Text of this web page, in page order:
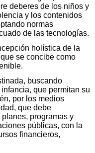
deberes de los niños y
y los contenidos
normas
de las tecnologías.
holística de la
se concibe como
buscando
que permitan su
por los medios
que debe
programas y
públicas, con la
financieros,